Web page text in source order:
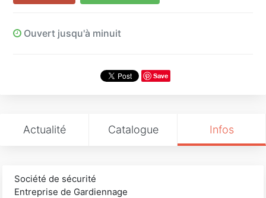
Ouvert jusqu'à minuit
Save
Actualité Catalogue Infos
Société de sécurité
Entreprise de Gardiennage